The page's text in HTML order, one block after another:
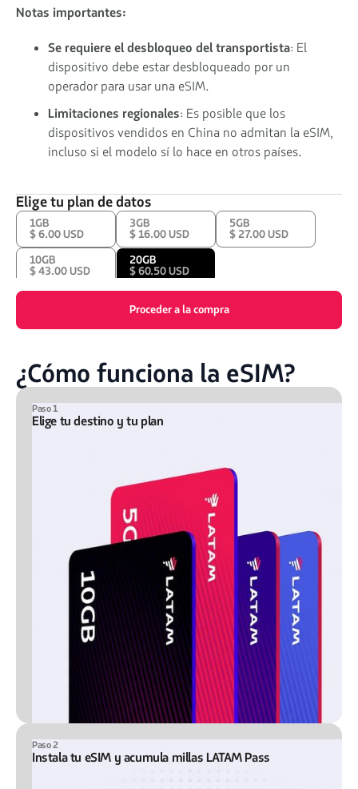
Notas importantes:
Se requiere el desbloqueo del transportista: El
dispositivo debe estar desbloqueado por un
operador para usar una eSIM.
Limitaciones regionales: Es posible que los
dispositivos vendidos en China no admitan la eSIM,
incluso si el modelo sí lo hace en otros países.
Elige tu plan de datos
1GB
$ 6.00 USD
3GB
$ 16.00 USD
5GB
$ 27.00 USD
10GB
$ 43.00 USD
20GB
$ 60.50 USD
Proceder a la compra
¿Cómo funciona la eSIM?
Paso 1
Elige tu destino y tu plan
Paso 2
Instala tu eSIM y acumula millas LATAM Pass